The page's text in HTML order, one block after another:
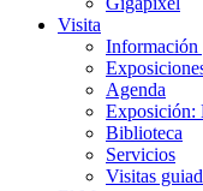
Visita
Información
Agenda
Exposición:
Biblioteca
Servicios
Visitas